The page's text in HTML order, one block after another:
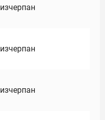
изчерпан
изчерпан
изчерпан